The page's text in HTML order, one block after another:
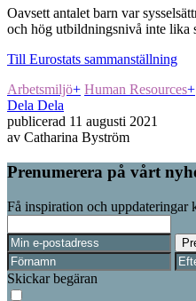
Oavsett antalet barn var
och hög utbildningsnivå inte lika
Till Eurostats sammanställning
Arbetsmiljö+ Human Resources+
Dela Dela
publicerad 11 augusti 2021
av Catharina Byström
Prenumerera på vårt
Få inspiration och uppdateringar
Skickar begäran